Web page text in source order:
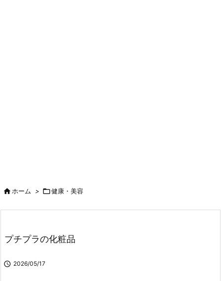
ホーム > 健康・美容
プチプラの化粧品
 2026/05/17